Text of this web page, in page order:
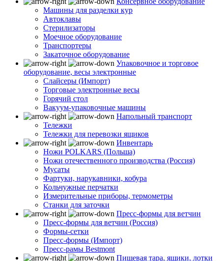
Машины для разделки кур
Автоклавы
Стерилизаторы
Моечное оборудование
Транспортеры
Закаточное оборудование
Упаковочное и торговое
оборудование, весы электронные
Слайсеры (Импорт)
Торговые электронные весы
Горячий стол
Вакуум-упаковочные машины
Напольный транспорт
Тележки
Тележки для перевозки ящиков
Инвентарь
Ножи POLKARS (Польша)
Ножи отечественного производства (Россия)
Мусаты
Фартуки, нарукавники, кобура
Кольчужные перчатки
Измерительные приборы, термометры
Станки для заточки
Пресс-формы для ветчин
Пресс-формы для ветчин (Россия)
Формы-сетки
Пресс-формы (Импорт)
Пресс-рамы Bestmont
Пищевая тара, ящики, лотки